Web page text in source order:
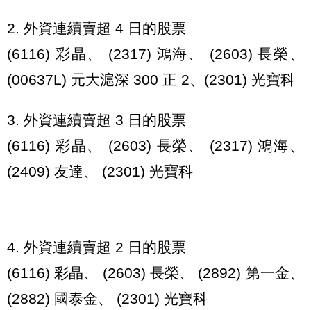
2. 外資連續賣超 4 日的股票
(6116) 彩晶、 (2317) 鴻海、 (2603) 長榮、
(00637L) 元大滬深 300 正 2、(2301) 光寶科
3. 外資連續賣超 3 日的股票
(6116) 彩晶、 (2603) 長榮、 (2317) 鴻海、
(2409) 友達、 (2301) 光寶科
4. 外資連續賣超 2 日的股票
(6116) 彩晶、 (2603) 長榮、 (2892) 第一金、
(2882) 國泰金、 (2301) 光寶科